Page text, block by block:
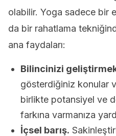
olabilir. Yoga sadece bir
da bir rahatlama
ana faydaları:
Bilincinizi
gösterdiğiniz konular
birlikte potansiyel ve
farkına varmanıza
İçsel barış.